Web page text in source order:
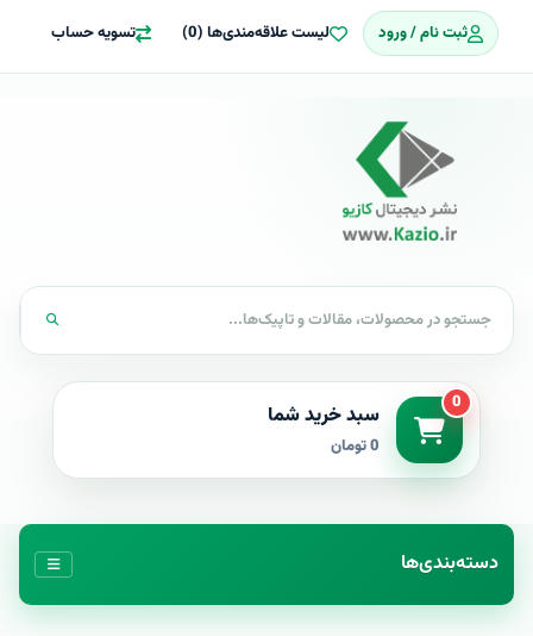
ثبت نام / ورود لیست علاقه‌مندی‌ها (0) تسویه حساب
0 سبد خرید شما
0 تومان
دسته‌بندی‌ها